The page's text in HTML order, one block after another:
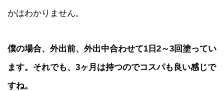
かはわかりません。
僕の場合、外出前、外出中合わせて1日2～3回塗ってい
ます。それでも、3ヶ月は持つのでコスパも良い感じで
すね。